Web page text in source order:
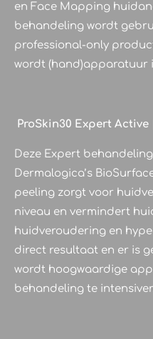
en Face Mapping
behandeling wordt
professional-only
wordt (hand)apparatuur
ProSkin30 Expert Active
Deze Expert
Dermalogica’s
peeling zorgt voor
niveau en vermindert
huidveroudering en
direct resultaat en er is
wordt hoogwaardige
behandeling te